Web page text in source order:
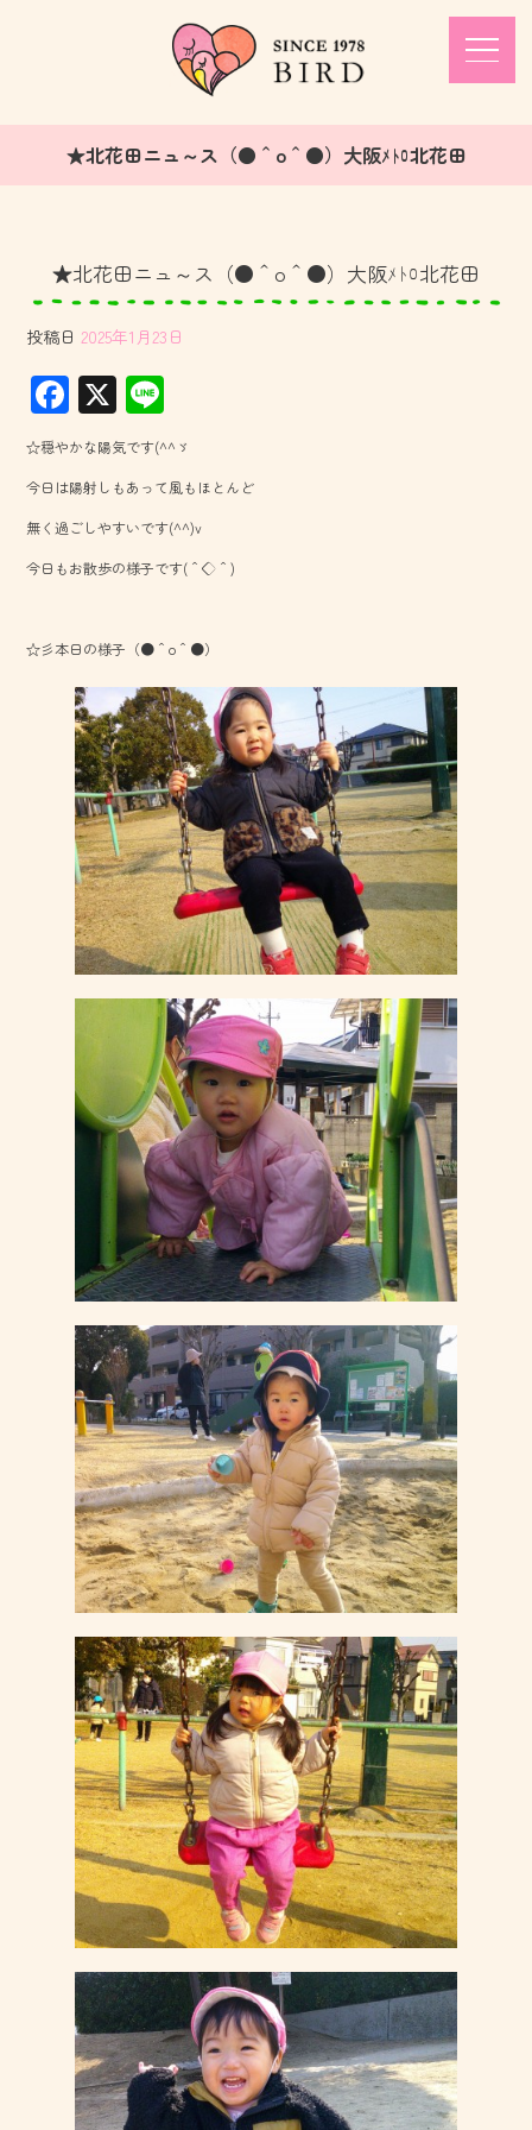
★北花田ニュ～ス（●＾o＾●）大阪ﾒﾄﾛ北花田
★北花田ニュ～ス（●＾o＾●）大阪ﾒﾄﾛ北花田
投稿日 2025年1月23日
F
ac
e
b
o
ok
X
ne
☆穏やかな陽気です(^^ゞ
今日は陽射しもあって風もほとんど
無く過ごしやすいです(^^)v
今日もお散歩の様子です(＾◇＾)
☆彡本日の様子（●＾o＾●）